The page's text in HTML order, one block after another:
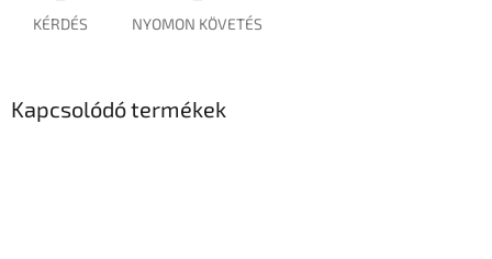
KÉRDÉS NYOMON KÖVETÉS
Kapcsolódó termékek